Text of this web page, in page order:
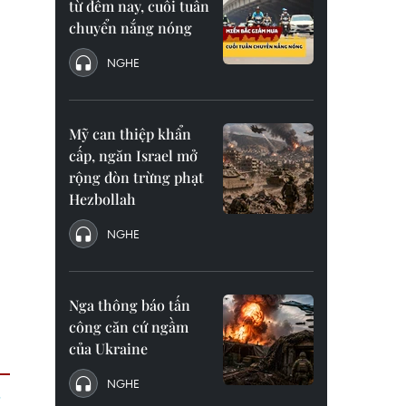
từ đêm nay, cuối tuần
chuyển nắng nóng
NGHE
Mỹ can thiệp khẩn
cấp, ngăn Israel mở
rộng đòn trừng phạt
Hezbollah
NGHE
Nga thông báo tấn
công căn cứ ngầm
của Ukraine
NGHE